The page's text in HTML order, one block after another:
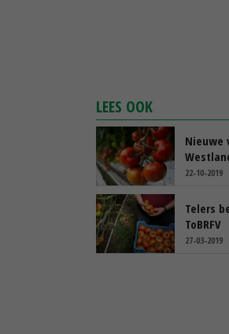
LEES OOK
Nieuwe
22-10-2019
Telers
ToBRFV
27-03-2019